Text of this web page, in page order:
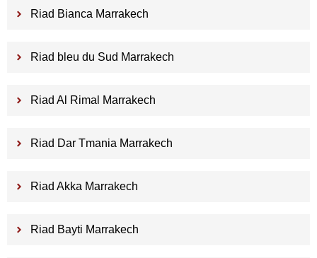
Riad Bianca Marrakech
Riad bleu du Sud Marrakech
Riad Al Rimal Marrakech
Riad Dar Tmania Marrakech
Riad Akka Marrakech
Riad Bayti Marrakech